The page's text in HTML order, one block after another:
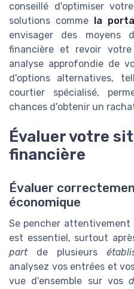
conseillé d'optimiser
solutions comme la
envisager des moyens
financière et revoir
analyse approfondie de
d'options alternatives,
courtier spécialisé,
chances d'obtenir un
Évaluer votre
financière
Évaluer
économique
Se pencher attentivement
est essentiel, surtout
partde plusieurs
analysez vos entrées et
vue d'ensemble sur vos